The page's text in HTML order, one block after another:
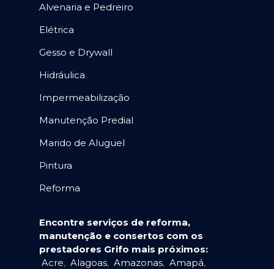
Alvenaria e Pedreiro
Elétrica
Gesso e Drywall
Hidráulica
Impermeabilização
Manutenção Predial
Marido de Aluguel
Pintura
Reforma
Encontre serviços de reforma,
manutenção e consertos com os
prestadores Grifo mais próximos:
Acre, Alagoas, Amazonas, Amapá,